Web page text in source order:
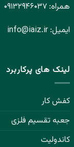
همراه: ۰۹۱۳۲۹۴۶۰۳۷
ایمیل: info@iaiz.ir
لینک های پرکاربرد
کفش کار
جعبه تقسیم فلزی
کاندولیت